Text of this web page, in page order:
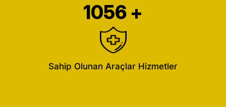
1056 +
Sahip Olunan Araçlar Hizmetler